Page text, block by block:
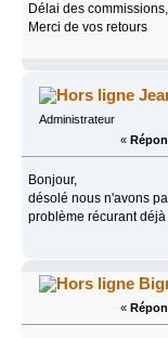
Délai des
Merci de vos retours
Administrateur
«
Bonjour,
désolé nous n'avons
problème récurant
«